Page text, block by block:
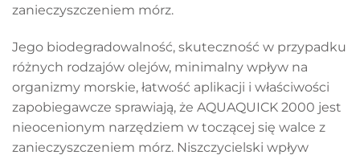
zanieczyszczeniem mórz.
Jego biodegradowalność, skuteczność w przypadku
różnych rodzajów olejów, minimalny wpływ na
organizmy morskie, łatwość aplikacji i właściwości
zapobiegawcze sprawiają, że AQUAQUICK 2000 jest
nieocenionym narzędziem w toczącej się walce z
zanieczyszczeniem mórz. Niszczycielski wpływ